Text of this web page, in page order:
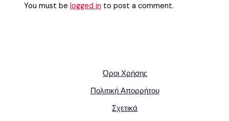
You must belogged in to post a comment.
Όροι Χρήσης
Πολιτική Απορρήτου
Σχετικά